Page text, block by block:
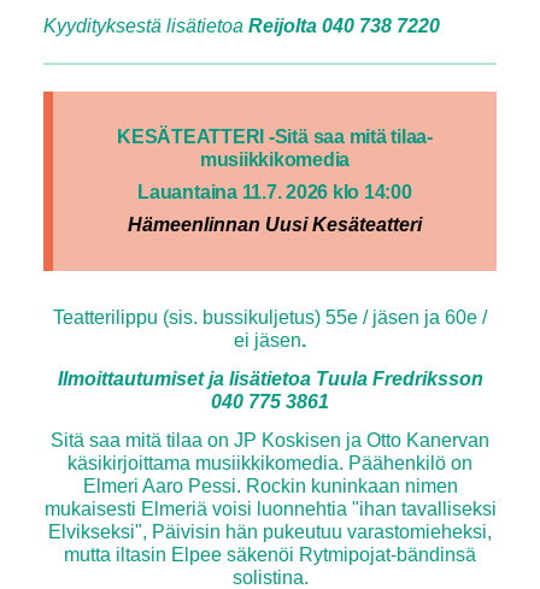
Kyydityksestä lisätietoa Reijolta 040 738 7220
KESÄTEATTERI -Sitä saa mitä tilaa-
musiikkikomedia
Lauantaina 11.7. 2026 klo 14:00
Hämeenlinnan Uusi Kesäteatteri
Teatterilippu (sis. bussikuljetus) 55e / jäsen ja 60e /
ei jäsen.
Ilmoittautumiset ja lisätietoa Tuula Fredriksson
040 775 3861
Sitä saa mitä tilaa on JP Koskisen ja Otto Kanervan
käsikirjoittama musiikkikomedia. Päähenkilö on
Elmeri Aaro Pessi. Rockin kuninkaan nimen
mukaisesti Elmeriä voisi luonnehtia "ihan tavalliseksi
Elvikseksi", Päivisin hän pukeutuu varastomieheksi,
mutta iltasin Elpee säkenöi Rytmipojat-bändinsä
solistina.